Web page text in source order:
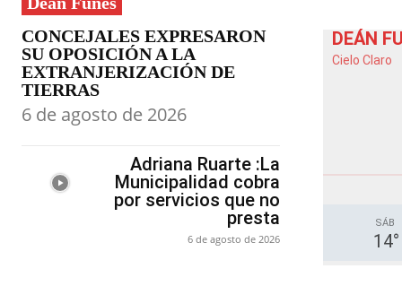
CONCEJALES EXPRESARON
SU OPOSICIÓN A LA
EXTRANJERIZACIÓN DE
TIERRAS
6 de agosto de 2026
Adriana Ruarte :La
Municipalidad cobra
por servicios que no
presta
6 de agosto de 2026
DEÁN
Cielo Claro
SÁB
14°